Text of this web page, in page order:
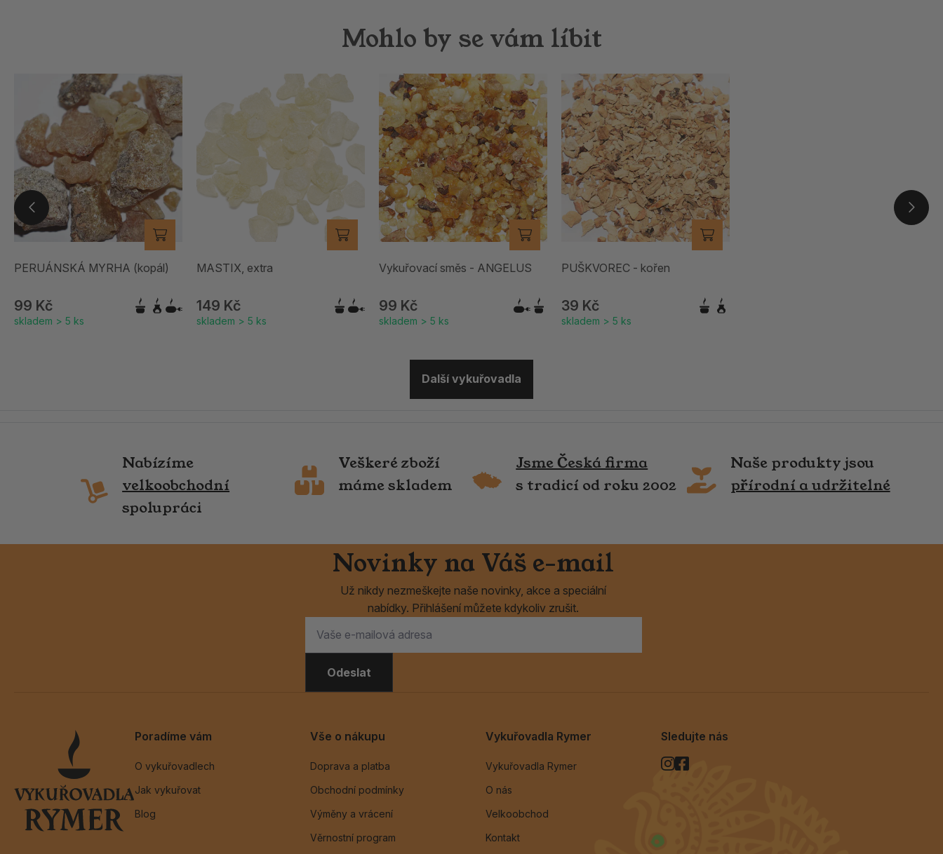
Mohlo by se vám líbit
PERUÁNSKÁ MYRHA (kopál)
99 Kč
skladem > 5 ks
MASTIX, extra
149 Kč
skladem > 5 ks
Vykuřovací směs - ANGELUS
99 Kč
skladem > 5 ks
PUŠKVOREC - kořen
39 Kč
skladem > 5 ks
Další vykuřovadla
Nabízíme
velkoobchodní
spolupráci
Veškeré zboží
máme skladem
Jsme Česká firma
s tradicí od roku 2002
Naše produkty jsou
přírodní a udržitelné
Novinky na Váš e-mail
Už nikdy nezmeškejte naše novinky, akce a speciální
nabídky. Přihlášení můžete kdykoliv zrušit.
Odeslat
Poradíme vám
O vykuřovadlech
Jak vykuřovat
Blog
Vše o nákupu
Doprava a platba
Obchodní podmínky
Výměny a vrácení
Věrnostní program
Vykuřovadla Rymer
Vykuřovadla Rymer
O nás
Velkoobchod
Kontakt
Sledujte nás